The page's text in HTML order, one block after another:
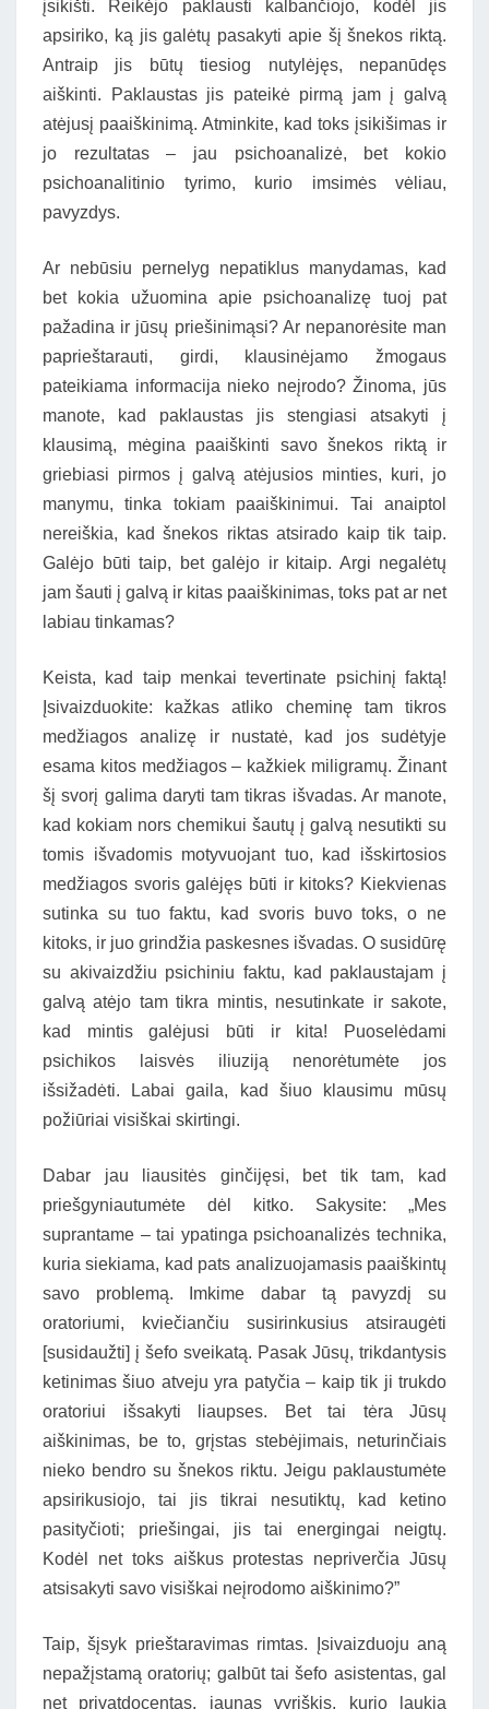
įsikišti. Reikėjo paklausti kalbančiojo, kodėl jis
apsiriko, ką jis galėtų pasakyti apie šį šnekos riktą.
Antraip jis būtų tiesiog nutylėjęs, nepanūdęs
aiškinti. Paklaustas jis pateikė pirmą jam į galvą
atėjusį paaiškinimą. Atminkite, kad toks įsikišimas ir
jo rezultatas – jau psichoanalizė, bet kokio
psichoanalitinio tyrimo, kurio imsimės vėliau,
pavyzdys.
Ar nebūsiu pernelyg nepatiklus manydamas, kad
bet kokia užuomina apie psichoanalizę tuoj pat
pažadina ir jūsų priešinimąsi? Ar nepanorėsite man
paprieštarauti, girdi, klausinėjamo žmogaus
pateikiama informacija nieko neįrodo? Žinoma, jūs
manote, kad paklaustas jis stengiasi atsakyti į
klausimą, mėgina paaiškinti savo šnekos riktą ir
griebiasi pirmos į galvą atėjusios minties, kuri, jo
manymu, tinka tokiam paaiškinimui. Tai anaiptol
nereiškia, kad šnekos riktas atsirado kaip tik taip.
Galėjo būti taip, bet galėjo ir kitaip. Argi negalėtų
jam šauti į galvą ir kitas paaiškinimas, toks pat ar net
labiau tinkamas?
Keista, kad taip menkai tevertinate psichinį faktą!
Įsivaizduokite: kažkas atliko cheminę tam tikros
medžiagos analizę ir nustatė, kad jos sudėtyje
esama kitos medžiagos – kažkiek miligramų. Žinant
šį svorį galima daryti tam tikras išvadas. Ar manote,
kad kokiam nors chemikui šautų į galvą nesutikti su
tomis išvadomis motyvuojant tuo, kad išskirtosios
medžiagos svoris galėjęs būti ir kitoks? Kiekvienas
sutinka su tuo faktu, kad svoris buvo toks, o ne
kitoks, ir juo grindžia paskesnes išvadas. O susidūrę
su akivaizdžiu psichiniu faktu, kad paklaustajam į
galvą atėjo tam tikra mintis, nesutinkate ir sakote,
kad mintis galėjusi būti ir kita! Puoselėdami
psichikos laisvės iliuziją nenorėtumėte jos
išsižadėti. Labai gaila, kad šiuo klausimu mūsų
požiūriai visiškai skirtingi.
Dabar jau liausitės ginčijęsi, bet tik tam, kad
priešgyniautumėte dėl kitko. Sakysite: „Mes
suprantame – tai ypatinga psichoanalizės technika,
kuria siekiama, kad pats analizuojamasis paaiškintų
savo problemą. Imkime dabar tą pavyzdį su
oratoriumi, kviečiančiu susirinkusius atsiraugėti
[susidaužti] į šefo sveikatą. Pasak Jūsų, trikdantysis
ketinimas šiuo atveju yra patyčia – kaip tik ji trukdo
oratoriui išsakyti liaupses. Bet tai tėra Jūsų
aiškinimas, be to, grįstas stebėjimais, neturinčiais
nieko bendro su šnekos riktu. Jeigu paklaustumėte
apsirikusiojo, tai jis tikrai nesutiktų, kad ketino
pasityčioti; priešingai, jis tai energingai neigtų.
Kodėl net toks aiškus protestas nepriverčia Jūsų
atsisakyti savo visiškai neįrodomo aiškinimo?”
Taip, šįsyk prieštaravimas rimtas. Įsivaizduoju aną
nepažįstamą oratorių; galbūt tai šefo asistentas, gal
net privatdocentas, jaunas vyriškis, kurio laukia